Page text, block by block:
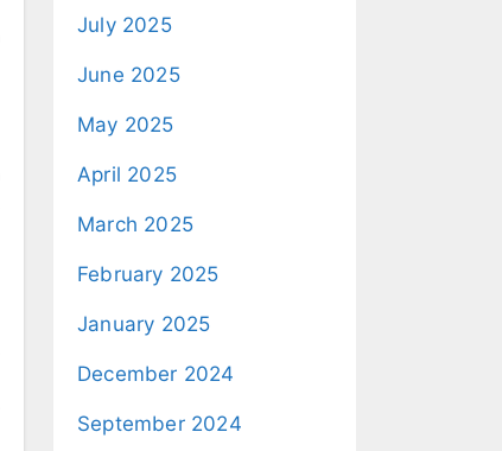
July 2025
June 2025
May 2025
April 2025
March 2025
February 2025
January 2025
December 2024
September 2024